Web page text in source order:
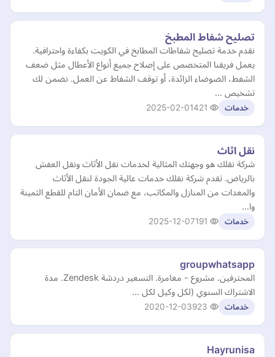
تصليح شفاط المطبخ
نقدم خدمة تصليح شفاطات المطابخ في الكويت بكفاءة واحترافية.
يعمل فريقنا المتخصص على إصلاح جميع أنواع الأعطال مثل ضعف
الشفط، الضوضاء الزائدة، أو توقف الشفاط عن العمل. نضمن لك
تشخيص …
خدمات 2025-02-01
نقل اثاث
شركة نقلك هو وجهتك المثالية لخدمات نقل الأثاث ونقل العفش
بالرياض. تقدم شركة نقلك خدمات عالية الجودة لنقل الأثاث
والمعدات من المنازل والمكاتب، مع ضمان الأمان التام للقطع الثمينة
وا…
خدمات 2025-12-07
groupwhatsapp
المحترفين. مشروع - مغامرة. التسعير دردشة Zendesk. مدة
الاشتراك السنوي (لكل وكيل لكل ...
خدمات 2020-12-03
Hayrunisa